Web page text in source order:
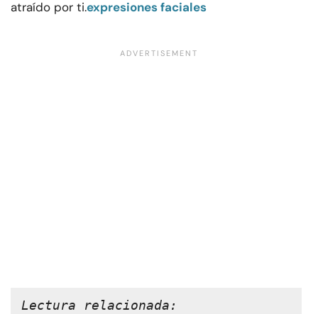
atraído por ti.expresiones faciales
Lectura relacionada: